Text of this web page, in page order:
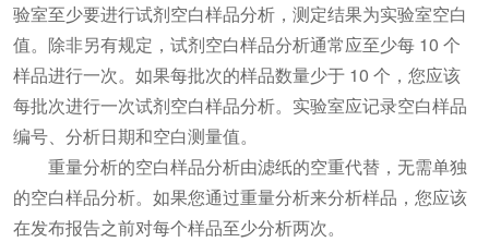
验室至少要进行试剂空白样品分析，测定结果为实验室空白
值。除非另有规定，试剂空白样品分析通常应至少每 10 个
样品进行一次。如果每批次的样品数量少于 10 个，您应该
每批次进行一次试剂空白样品分析。实验室应记录空白样品
编号、分析日期和空白测量值。
重量分析的空白样品分析由滤纸的空重代替，无需单独
的空白样品分析。如果您通过重量分析来分析样品，您应该
在发布报告之前对每个样品至少分析两次。